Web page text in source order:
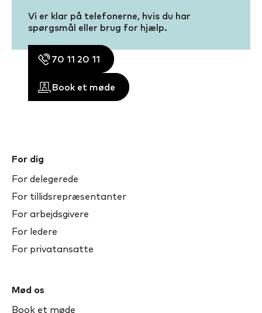
Vi er klar på telefonerne, hvis du har
spørgsmål eller brug for hjælp.
70 11 20 11
Book et møde
For dig
For delegerede
For tillidsrepræsentanter
For arbejdsgivere
For ledere
For privatansatte
Mød os
Book et møde